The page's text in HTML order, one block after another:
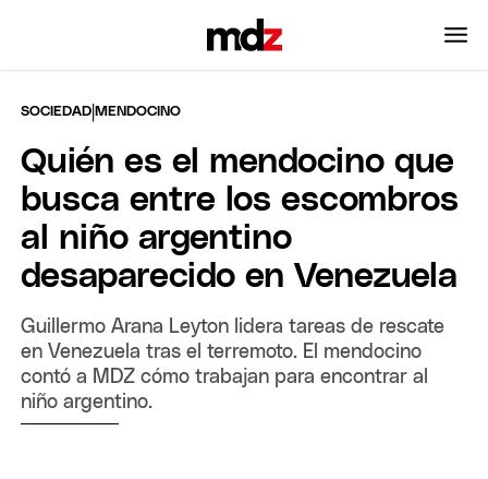
SOCIEDAD |MENDOCINO
Quién es el mendocino que
busca entre los escombros
al niño argentino
desaparecido en Venezuela
Guillermo Arana Leyton lidera tareas de rescate
en Venezuela tras el terremoto. El mendocino
contó a MDZ cómo trabajan para encontrar al
niño argentino.